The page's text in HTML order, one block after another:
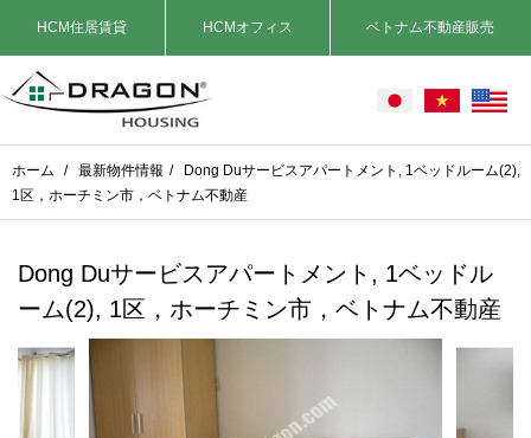
HCM住居賃貸 HCMオフィス ベトナム不動産販売
ホーム / 最新物件情報 /
Dong Duサービスアパートメント, 1ベッドルーム(2),
1区，ホーチミン市，ベトナム不動産
Dong Duサービスアパートメント, 1ベッドル
ーム(2), 1区，ホーチミン市，ベトナム不動産